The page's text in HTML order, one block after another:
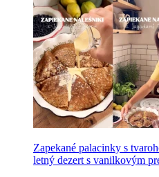
Zapekané palacinky s
letný dezert s vanilkovým